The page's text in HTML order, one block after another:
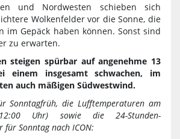
und Nordwesten schieben sich
Wolkenfelder vor die Sonne, die
im Gepäck haben können. Sonst sind
zu erwarten.
steigen spürbar auf angenehme 13
einem insgesamt schwachen, im
auch mäßigen Südwestwind.
Sonntagfrüh, die Lufftemperaturen am
Uhr) sowie die 24-Stunden-
für Sonntag nach ICON: